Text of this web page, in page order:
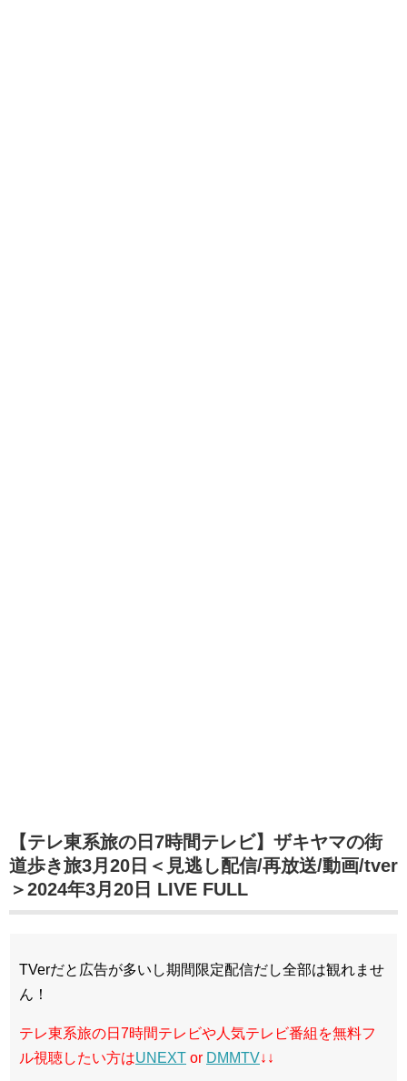
【テレ東系旅の日7時間テレビ】ザキヤマの街
道歩き旅3月20日＜見逃し配信/再放送/動画/tver
＞2024年3月20日 LIVE FULL
TVerだと広告が多いし期間限定配信だし全部は観れませ
ん！
テレ東系旅の日7時間テレビや人気テレビ番組を無料フ
ル視聴したい方はUNEXT or DMMTV↓↓